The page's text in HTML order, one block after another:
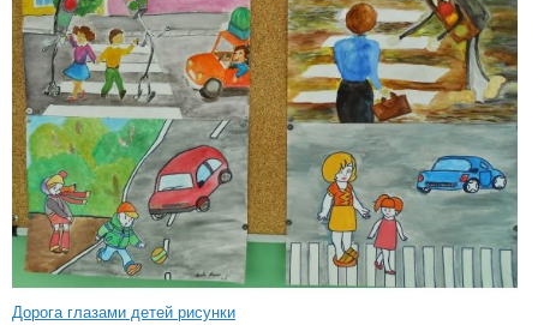
Дорога глазами детей рисунки